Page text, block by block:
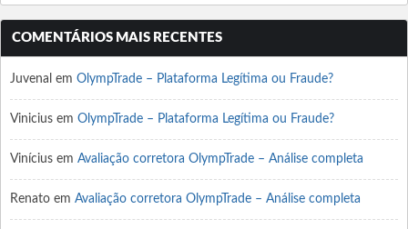
COMENTÁRIOS MAIS RECENTES
Juvenal em OlympTrade – Plataforma Legítima ou Fraude?
Vinicius em OlympTrade – Plataforma Legítima ou Fraude?
Vinícius em Avaliação corretora OlympTrade – Análise completa
Renato em Avaliação corretora OlympTrade – Análise completa